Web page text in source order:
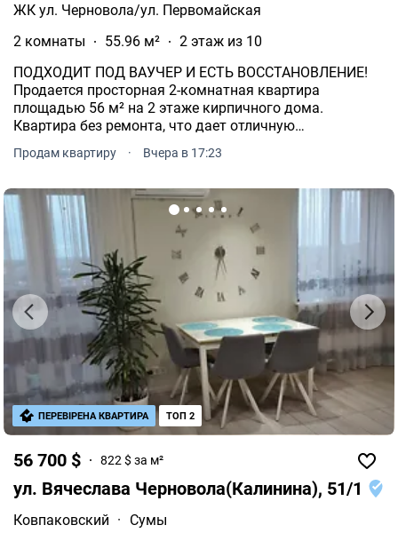
ЖК ул. Черновола/ул. Первомайская
2 комнаты
55.96 м²
2 этаж из 10
ПОДХОДИТ ПОД ВАУЧЕР И ЕСТЬ ВОССТАНОВЛЕНИЕ!
Продается просторная 2-комнатная квартира
площадью 56 м² на 2 этаже кирпичного дома.
Квартира без ремонта, что дает отличную
переплачивать за чужие дизайнерские решения.
Продам квартиру · Вчера в 17:23
56 700 $ 822 $ за м²
ул. Вячеслава Черновола(Калинина), 51/1
Ковпаковский ·
Сумы
ПЕРЕВІРЕНА КВАРТИРА ТОП 2